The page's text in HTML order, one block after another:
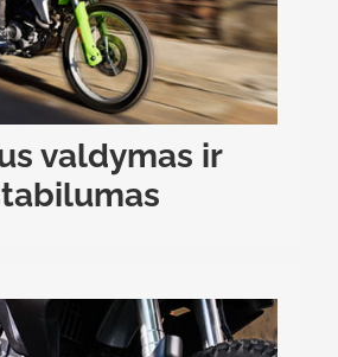
valdymas ir
posūkiuose
.
Galinis
tipo
amortizatorius
kelio nelygumus,
vientisumo ir užtikrintumo
kelyje, tiek bekelėje